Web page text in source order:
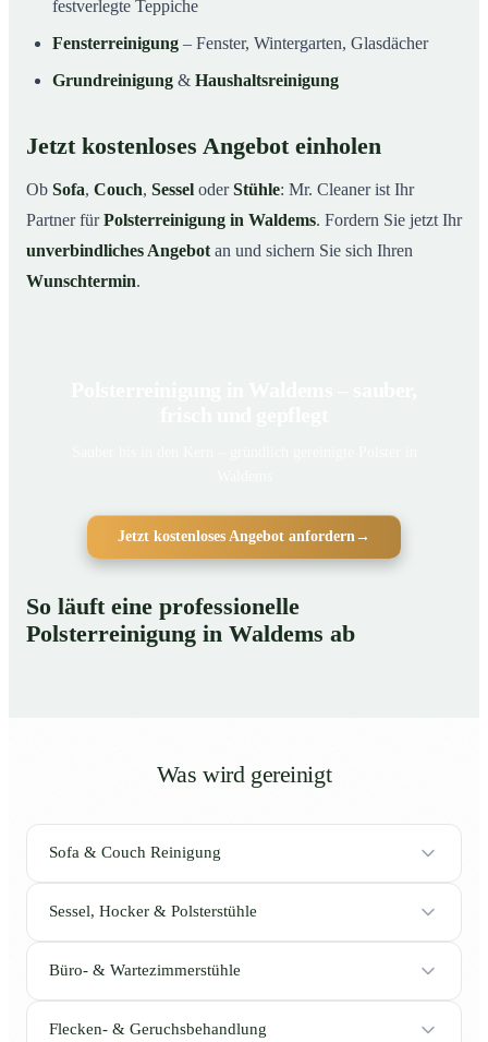
festverlegte Teppiche
Fensterreinigung – Fenster, Wintergarten, Glasdächer
Grundreinigung & Haushaltsreinigung
Jetzt kostenloses Angebot einholen
Ob Sofa, Couch, Sessel oderStühle: Mr. Cleaner ist Ihr
Partner fürPolsterreinigung in Waldems. Fordern Sie jetzt Ihr
unverbindliches Angebot an und sichern Sie sich Ihren
Wunschtermin.
Jetzt kostenloses Angebot anfordern →
So läuft eine professionelle
Polsterreinigung in Waldems ab
Was wird gereinigt
Sofa & Couch Reinigung
Sessel, Hocker & Polsterstühle
Büro- & Wartezimmerstühle
Flecken- & Geruchsbehandlung